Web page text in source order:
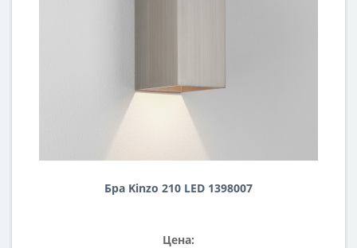
Бра Kinzo 210 LED 1398007
Цена: